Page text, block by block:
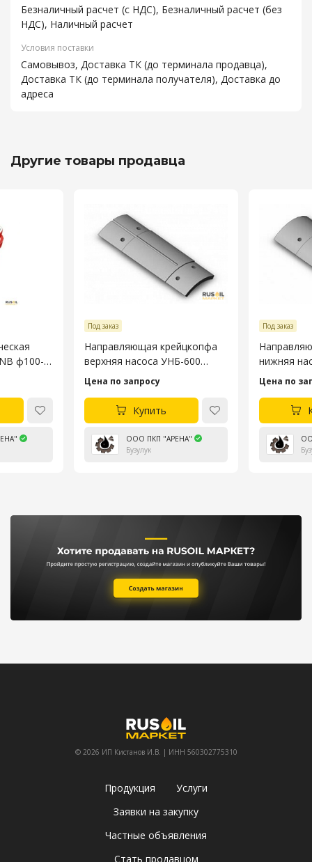
Безналичный расчет (с НДС), Безналичный расчет (без
НДС), Наличный расчет
Условия поставки
Самовывоз, Доставка ТК (до терминала продавца),
Доставка ТК (до терминала получателя), Доставка до
адреса
Другие товары продавца
ф100-
Под заказ
Направляющая крейцкопфа
верхняя насоса УНБ-600
4045.53.106-4
Цена по запросу
Купить
ООО ПКП "АРЕНА"
Бузулук
Под заказ
нижняя
Цена по
© 2026 ИП Кистанов И.В. | ИНН 560302775310
Продукция
Услуги
Заявки на закупку
Частные объявления
Стать продавцом